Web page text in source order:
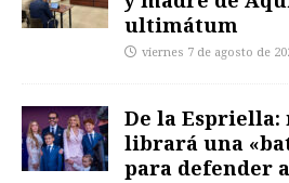
ultimátum
viernes 7 de agosto de
De la Espriella:
librará una
para defender